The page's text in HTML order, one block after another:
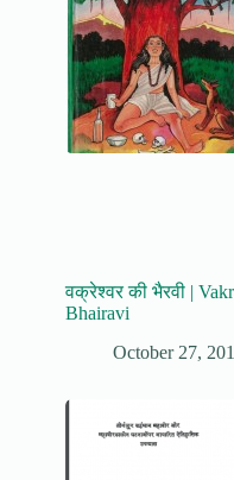
वक्रेश्वर की भैरवी |
Bhairavi
October 27,